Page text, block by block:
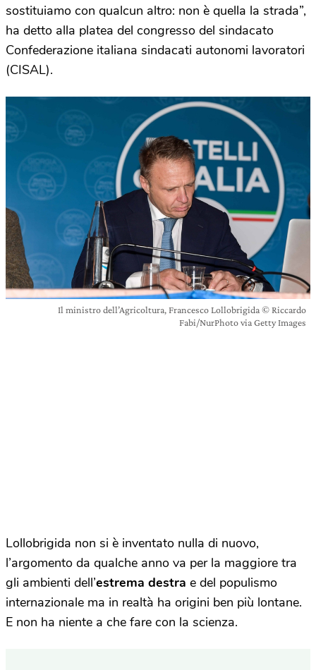
sostituiamo con qualcun altro: non è quella la strada”,
ha detto alla platea del congresso del sindacato
Confederazione italiana sindacati autonomi lavoratori
(CISAL).
Il ministro dell’Agricoltura, Francesco Lollobrigida © Riccardo
Fabi/NurPhoto via Getty Images
Lollobrigida non si è inventato nulla di nuovo,
l’argomento da qualche anno va per la maggiore tra
gli ambienti dell’estrema destra e del populismo
internazionale ma in realtà ha origini ben più lontane.
E non ha niente a che fare con la scienza.